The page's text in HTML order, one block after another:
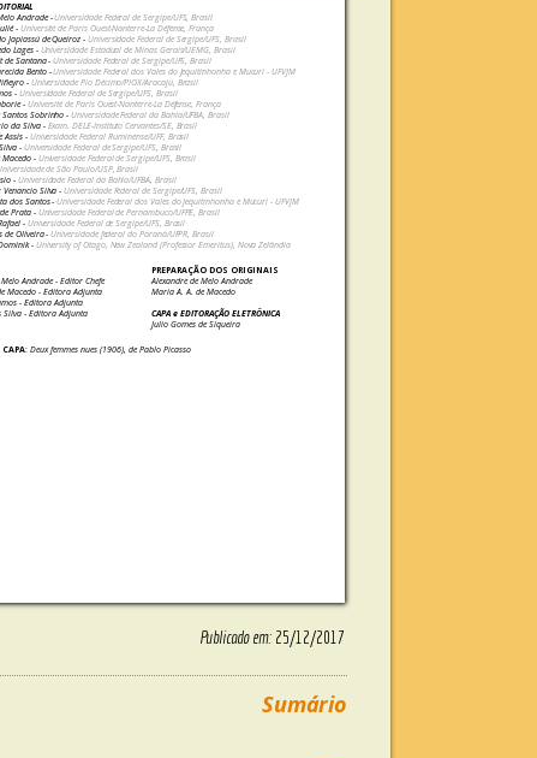
Andrade -Universidade Federal de Sergipe/UFS, Brasil
- Université de Paris Ouest-Nanterre-La Défense, França
Japiassú de Queiroz - Universidade Federal de Sergipe/UFS, Brasil
Lages - Universidade Estadual de Minas Gerais/UEMG, Brasil
de Santana -Universidade Federal de Sergipe/UFS, Brasil
Bento -Universidade Federal dos Vales do Jequitinhonha e Mucuri - UFVJM
- Universidade Pio Décimo/PIOX/Aracaju, Brasil
- Universidade Federal de Sergipe/UFS, Brasil
- Université de Paris Ouest-Nanterre-La Défense, França
Santos Sobrinho -Universidade Federal da Bahia/UFBA, Brasil
da Silva - Exam. DELE-Instituto Cervantes/SE, Brasil
Assis - Universidade Federal Fluminense/UFF, Brasil
- Universidade Federal de Sergipe/UFS, Brasil
Macedo - Universidade Federal de Sergipe/UFS, Brasil
de São Paulo/USP, Brasil
- Universidade Federal da Bahia/UFBA, Brasil
Venancio Silva -Universidade Federal de Sergipe/UFS, Brasil
dos Santos -Universidade Federal dos Vales do Jequitinhonha e Mucuri - UFVJM
Prata - Universidade Federal de Pernambuco/UFPE, Brasil
- Universidade Federal de Sergipe/UFS, Brasil
de Oliveira -Universidade federal do Paraná/UFPR, Brasil
- University of Otago, New Zealand (Professor Emeritus), Nova Zelândia
Andrade - Editor Chefe
Macedo - Editora Adjunta
- Editora Adjunta
Silva - Editora Adjunta
PREPARAÇÃO DOS ORIGINAIS
Alexandre de Melo Andrade
Maria A. A. de Macedo
CAPA e EDITORAÇÃO ELETRÔNICA
Julio Gomes de Siqueira
: Deux femmes nues (1906), de Pablo Picasso
Publicado em: 25/12/2017
Sumário